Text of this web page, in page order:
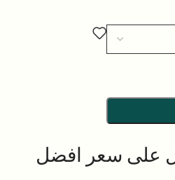
على سعر افضل